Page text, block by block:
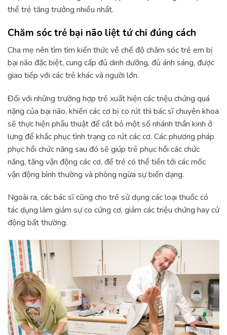
thể trẻ tăng trưởng nhiều nhất.
Chăm sóc trẻ bại não liệt tứ chi đúng cách
Cha mẹ nên tìm tìm kiến thức về chế độ chăm sóc trẻ em bị
bại não đặc biệt, cung cấp đủ dinh dưỡng, đủ ánh sáng, được
giao tiếp với các trẻ khác và người lớn.
Đối với những trường hợp trẻ xuất hiện các triệu chứng quá
nặng của bại não, khiến các cơ bị co rút thì bác sĩ chuyên khoa
sẽ thực hiện phẫu thuật để cắt bỏ một số nhánh thần kinh ở
lưng để khắc phục tình trạng co rút các cơ. Các phương pháp
phục hồi chức năng sau đó sẽ giúp trẻ phục hồi các chức
năng, tăng vận động các cơ, để trẻ có thể tiến tới các mốc
vận động bình thường và phòng ngừa sự biến dạng.
Ngoài ra, các bác sĩ cũng cho trẻ sử dụng các loại thuốc có
tác dụng làm giảm sự co cứng cơ, giảm các triệu chứng hay cử
động bất thường.